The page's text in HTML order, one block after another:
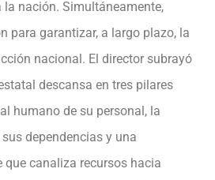
la nación. Simultáneamente,
para garantizar, a largo plazo, la
nacional. El director subrayó
descansa en tres pilares
humano de su personal, la
dependencias y una
canaliza recursos hacia